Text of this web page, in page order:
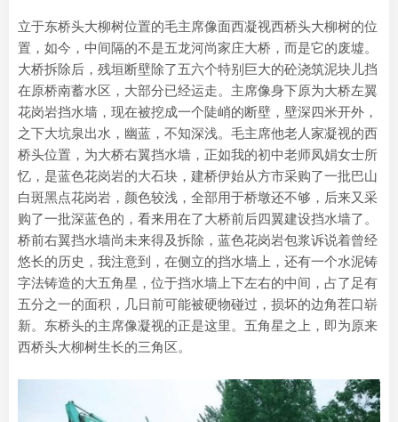
立于东桥头大柳树位置的毛主席像面西凝视西桥头大柳树的位
置，如今，中间隔的不是五龙河尚家庄大桥，而是它的废墟。
大桥拆除后，残垣断壁除了五六个特别巨大的砼浇筑泥块儿挡
在原桥南蓄水区，大部分已经运走。主席像身下原为大桥左翼
花岗岩挡水墙，现在被挖成一个陡峭的断壁，壁深四米开外，
之下大坑泉出水，幽蓝，不知深浅。毛主席他老人家凝视的西
桥头位置，为大桥右翼挡水墙，正如我的初中老师凤娟女士所
忆，是蓝色花岗岩的大石块，建桥伊始从方市采购了一批巴山
白斑黑点花岗岩，颜色较浅，全部用于桥墩还不够，后来又采
购了一批深蓝色的，看来用在了大桥前后四翼建设挡水墙了。
桥前右翼挡水墙尚未来得及拆除，蓝色花岗岩包浆诉说着曾经
悠长的历史，我注意到，在侧立的挡水墙上，还有一个水泥铸
字法铸造的大五角星，位于挡水墙上下左右的中间，占了足有
五分之一的面积，几日前可能被硬物碰过，损坏的边角茬口崭
新。东桥头的主席像凝视的正是这里。五角星之上，即为原来
西桥头大柳树生长的三角区。